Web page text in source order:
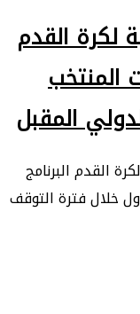
لكرة القدم
المنتخب
المقبل
القدم البرنامج
خلال فترة التوقف